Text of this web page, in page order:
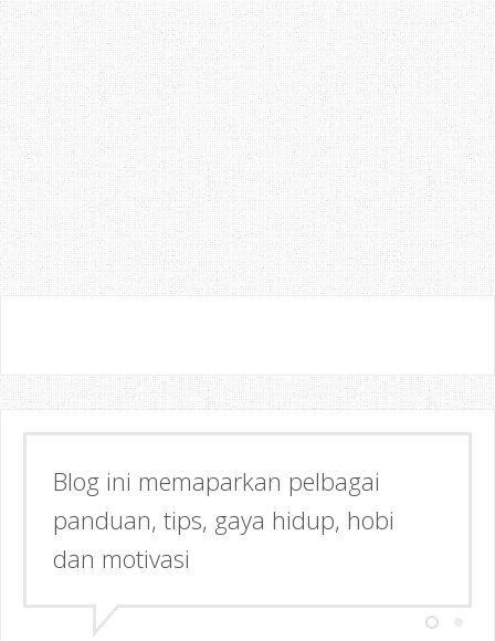
Blog ini memaparkan pelbagai
panduan, tips, gaya hidup, hobi
dan motivasi